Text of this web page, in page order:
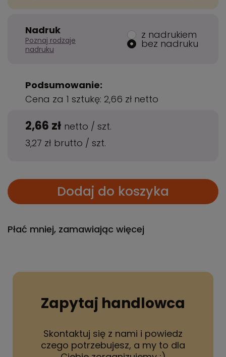
Nadruk
Poznaj rodzaje
nadruku
z nadrukiem
bez nadruku
Podsumowanie:
Cena za 1 sztukę: 2,66 zł netto
2,66 zł netto / szt.
3,27 zł brutto / szt.
Dodaj do koszyka
Płać mniej, zamawiając więcej
Zapytaj handlowca
Skontaktuj się z nami i powiedz
czego potrzebujesz, a my to dla